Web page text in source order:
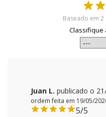
Baseado em 2
Classifique
Juan L.publicado o
ordem feita em 19/05/
5/5